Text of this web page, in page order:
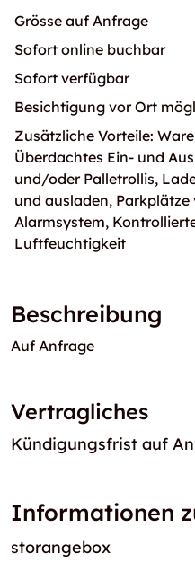
Grösse auf Anfrage
Sofort online buchbar
Sofort verfügbar
Besichtigung vor Ort
Zusätzliche Vorteile:
Überdachtes Ein- und
und/oder Palletrollis,
und ausladen,
Alarmsystem,
Luftfeuchtigkeit
Beschreibung
Auf Anfrage
Vertragliches
Kündigungsfrist auf
Informationen
storangebox